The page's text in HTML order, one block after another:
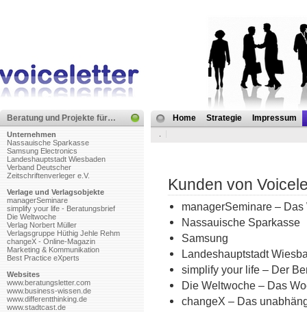
Beratung und Projekte für…
Unternehmen
Nassauische Sparkasse
Samsung Electronics
Landeshauptstadt Wiesbaden
Verband Deutscher
Zeitschriftenverleger e.V.
Verlage und Verlagsobjekte
managerSeminare
simplify your life - Beratungsbrief
Die Weltwoche
Verlag Norbert Müller
Verlagsgruppe Hüthig Jehle Rehm
changeX - Online-Magazin
Marketing & Kommunikation
Best Practice eXperts
Websites
www.beratungsletter.com
www.business-wissen.de
www.differentthinking.de
www.stadtcast.de
Home Strategie Impressum
Kunden von
managerSeminare –
Nassauische Sparkasse
Samsung
Landeshauptstadt
simplify your life – Der
Die Weltwoche – Das
changeX – Das